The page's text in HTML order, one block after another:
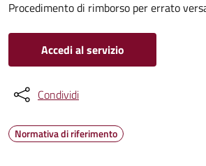
Procedimento di rimborso per errato
Accedi al servizio
Condividi
Normativa di riferimento